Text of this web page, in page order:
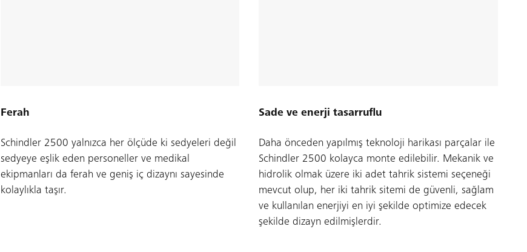
Ferah
Schindler 2500 yalnızca her ölçüde ki sedyeleri değil
sedyeye eşlik eden personeller ve medikal
ekipmanları da ferah ve geniş iç dizaynı sayesinde
kolaylıkla taşır.
Sade ve enerji tasarruflu
Daha önceden yapılmış teknoloji harikası parçalar ile
Schindler 2500 kolayca monte edilebilir. Mekanik ve
hidrolik olmak üzere iki adet tahrik sistemi seçeneği
mevcut olup, her iki tahrik sitemi de güvenli, sağlam
ve kullanılan enerjiyi en iyi şekilde optimize edecek
şekilde dizayn edilmişlerdir.